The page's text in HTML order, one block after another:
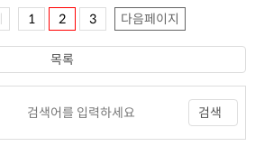
1 2 3 다음페이지
검색
목록